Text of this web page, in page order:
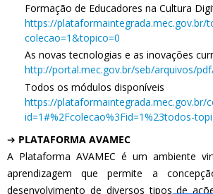
Formação de Educadores na Cultura
https://plataformaintegrada.mec.gov.br/
colecao=1&topico=0
As novas tecnologias e as inovações
http://portal.mec.gov.br/seb/arquivos/
Todos os módulos disponíveis
https://plataformaintegrada.mec.gov.br/
id=1#%2Fcolecao%3Fid=1%23todos-
➔ PLATAFORMA AVAMEC
A Plataforma AVAMEC é um ambiente
aprendizagem que permite a
desenvolvimento de diversos tipos de